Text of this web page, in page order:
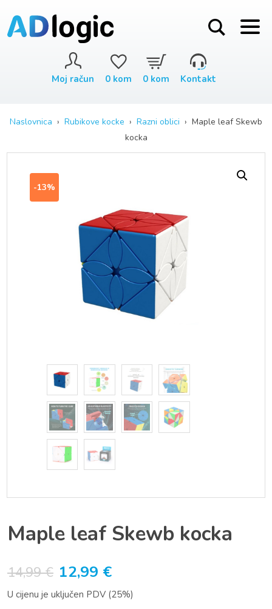
Moj račun 0 kom 0 kom Kontakt
Naslovnica › Rubikove kocke › Razni oblici › Maple leaf Skewb
kocka
-13%
Maple leaf Skewb kocka
14,99€ Izvorna
cijena
12,99 €
cijena
U cijenu je uključen PDV (25%)